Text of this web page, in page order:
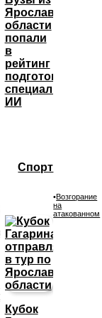
Ярославской
области
попали
в
рейтинг
подготовки
специалистов
ИИ
Спорт
Кубок
•Возгорание
на
атакованном